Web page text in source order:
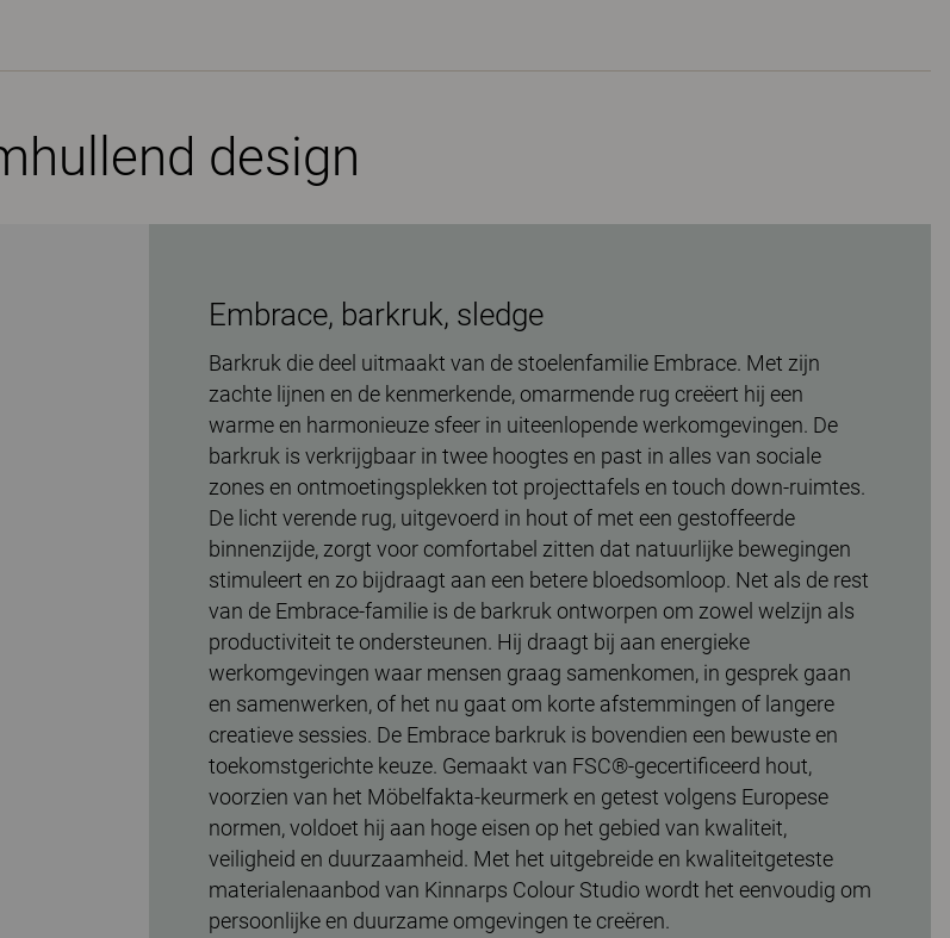
design
Embrace, barkruk, sledge
Barkruk die deel uitmaakt van de stoelenfamilie Embrace. Met zijn
zachte lijnen en de kenmerkende, omarmende rug creëert hij een
warme en harmonieuze sfeer in uiteenlopende werkomgevingen. De
barkruk is verkrijgbaar in twee hoogtes en past in alles van sociale
zones en ontmoetingsplekken tot projecttafels en touch down-ruimtes.
De licht verende rug, uitgevoerd in hout of met een gestoffeerde
binnenzijde, zorgt voor comfortabel zitten dat natuurlijke bewegingen
stimuleert en zo bijdraagt aan een betere bloedsomloop. Net als de rest
van de Embrace-familie is de barkruk ontworpen om zowel welzijn als
productiviteit te ondersteunen. Hij draagt bij aan energieke
werkomgevingen waar mensen graag samenkomen, in gesprek gaan
en samenwerken, of het nu gaat om korte afstemmingen of langere
creatieve sessies. De Embrace barkruk is bovendien een bewuste en
toekomstgerichte keuze. Gemaakt van FSC®-gecertificeerd hout,
voorzien van het Möbelfakta-keurmerk en getest volgens Europese
normen, voldoet hij aan hoge eisen op het gebied van kwaliteit,
veiligheid en duurzaamheid. Met het uitgebreide en kwaliteitgeteste
materialenaanbod van Kinnarps Colour Studio wordt het eenvoudig om
persoonlijke en duurzame omgevingen te creëren.